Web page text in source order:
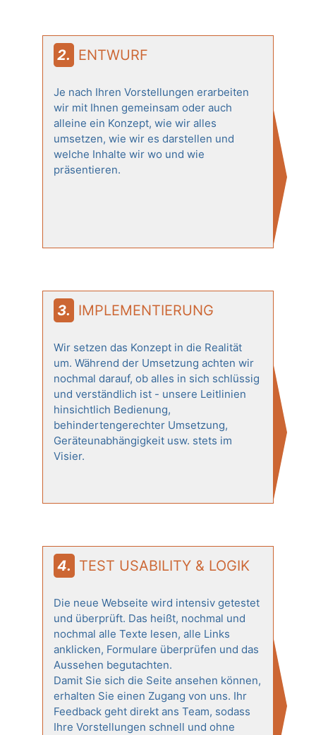
2. ENTWURF
Je nach Ihren Vorstellungen erarbeiten
wir mit Ihnen gemeinsam oder auch
alleine ein Konzept, wie wir alles
umsetzen, wie wir es darstellen und
welche Inhalte wir wo und wie
präsentieren.
3. IMPLEMENTIERUNG
Wir setzen das Konzept in die Realität
um. Während der Umsetzung achten wir
nochmal darauf, ob alles in sich schlüssig
und verständlich ist - unsere Leitlinien
hinsichtlich Bedienung,
behindertengerechter Umsetzung,
Geräteunabhängigkeit usw. stets im
Visier.
4. TEST USABILITY & LOGIK
Die neue Webseite wird intensiv getestet
und überprüft. Das heißt, nochmal und
nochmal alle Texte lesen, alle Links
anklicken, Formulare überprüfen und das
Aussehen begutachten.
Damit Sie sich die Seite ansehen können,
erhalten Sie einen Zugang von uns. Ihr
Feedback geht direkt ans Team, sodass
Ihre Vorstellungen schnell und ohne